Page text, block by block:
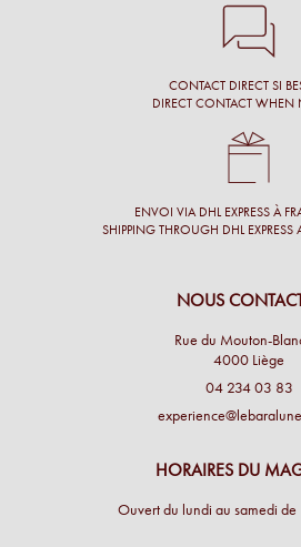
CONTACT DIRECT SI
DIRECT CONTACT WHEN
ENVOI VIA DHL EXPRESS À
SHIPPING THROUGH DHL EXPRESS
NOUS
Rue du Mouton-
4000 Liège
04 234 03 83
HORAIRES DU
Ouvert du lundi au samedi